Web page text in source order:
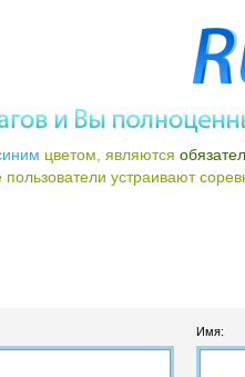
цветом, являются
устраивают
Имя: